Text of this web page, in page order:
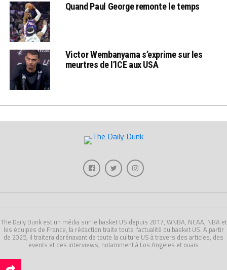
Quand Paul George remonte le temps
Victor Wembanyama s’exprime sur les
meurtres de l’ICE aux USA
The Daily Dunk est un média sur le basket US depuis 2017, WNBA, NCAA, NBA et
les équipes de France, la rédaction traite toute l'actualité du basket US. A partir
de 2025, il traitera dorénavant de toute la culture US à travers des articles, des
events et des interviews, notamment à Los Angeles et ouais